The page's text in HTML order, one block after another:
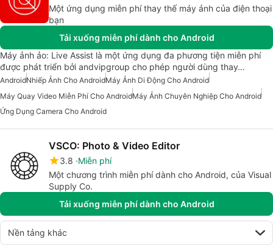
Một ứng dụng miễn phí thay thế máy ảnh của điện thoại
bạn
Tải xuống miễn phí dành cho Android
Máy ảnh ảo: Live Assist là một ứng dụng đa phương tiện miễn phí
được phát triển bởi andvipgroup cho phép người dùng thay…
AndroidNhiếp Ảnh Cho AndroidMáy Ảnh Di Động Cho Android
Máy Quay Video Miễn Phí Cho AndroidMáy Ảnh Chuyên Nghiệp Cho Android
Ứng Dụng Camera Cho Android
VSCO: Photo & Video Editor
3.8 Miễn phí
Một chương trình miễn phí dành cho Android, của Visual
Supply Co.
Tải xuống miễn phí dành cho Android
Nền tảng khác